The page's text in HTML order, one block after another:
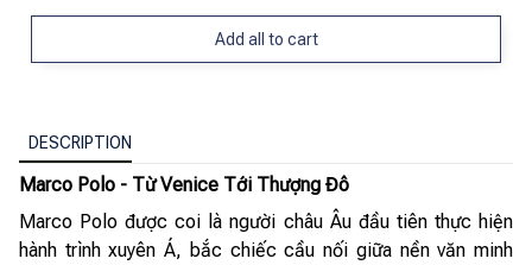
Add all to cart
DESCRIPTION
Marco Polo - Từ Venice Tới Thượng Đô
Marco Polo được coi là người châu Âu đầu tiên thực hiện
hành trình xuyên Á, bắc chiếc cầu nối giữa nền văn minh